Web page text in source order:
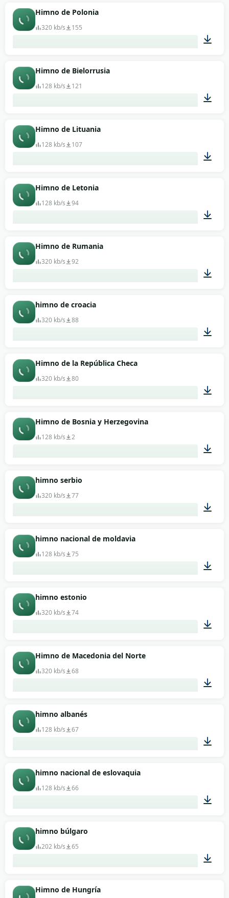
Himno de Polonia
320 kb/s 155
Himno de Bielorrusia
128 kb/s 121
Himno de Lituania
128 kb/s 107
Himno de Letonia
128 kb/s 94
Himno de Rumania
320 kb/s 92
himno de croacia
320 kb/s 88
Himno de la República Checa
320 kb/s 80
Himno de Bosnia y Herzegovina
128 kb/s 2
himno serbio
320 kb/s 77
himno nacional de moldavia
128 kb/s 75
himno estonio
320 kb/s 74
Himno de Macedonia del Norte
320 kb/s 68
himno albanés
128 kb/s 67
himno nacional de eslovaquia
128 kb/s 66
himno búlgaro
202 kb/s 65
Himno de Hungría